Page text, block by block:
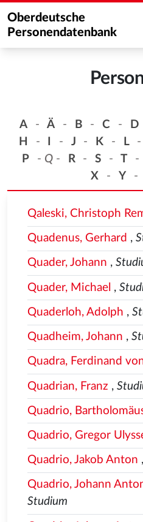
Oberdeutsche
Personendatenbank
A - Ä - B - C - D
H
- - J - K - L -
P
- Q- R - S - T -
X
- Y -
Qaleski, Christoph
Quadenus, Gerhard ,
Quader, Johann ,
Quader, Michael ,
Quaderloh, Adolph ,
Quadheim, Johann ,
Quadra, Ferdinand
Quadrian, Franz ,
Quadrio,
Quadrio, Gregor
Quadrio, Jakob Anton ,
Quadrio, Johann
Studium